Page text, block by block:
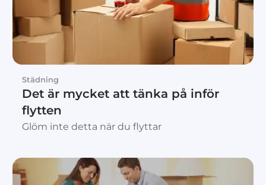
Städning
Det är mycket att tänka på inför
flytten
Glöm inte detta när du flyttar